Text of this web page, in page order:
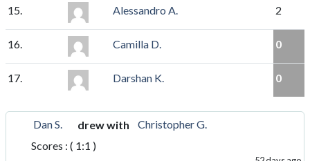
15. Alessandro A. 2
16. Camilla D. 0
17. Darshan K. 0
Dan S. drew with
Christopher G.
Scores : ( 1:1 )